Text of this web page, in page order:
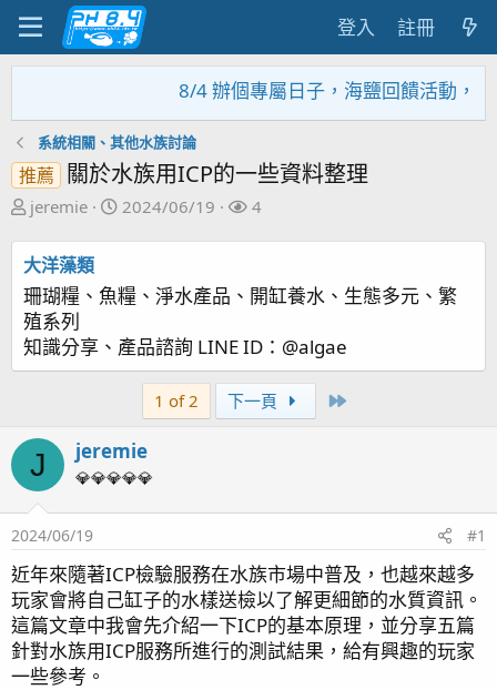
登入 註冊
8/4 辦個專屬日子，海鹽回饋活動，大家趕
系統相關、其他水族討論
推薦 關於水族用ICP的一些資料整理
主
發
起
人
jeremie
開
2024/06/19
關
4
大洋藻類
珊瑚糧、魚糧、淨水產品、開缸養水、生態多元、繁
殖系列
知識分享、產品諮詢 LINE ID：@algae
1 of 2 下一頁
J jeremie
💎💎💎💎💎
2024/06/19 #1
近年來隨著ICP檢驗服務在水族市場中普及，也越來越多
玩家會將自己缸子的水樣送檢以了解更細節的水質資訊。
這篇文章中我會先介紹一下ICP的基本原理，並分享五篇
針對水族用ICP服務所進行的測試結果，給有興趣的玩家
一些參考。